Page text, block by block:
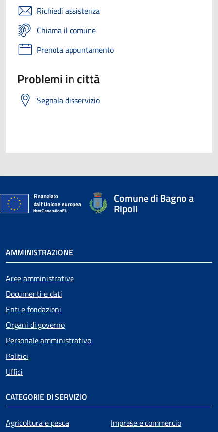
Richiedi assistenza
Chiama il comune
Prenota appuntamento
Problemi in città
Segnala disservizio
Comune di Bagno a
Ripoli
AMMINISTRAZIONE
Aree amministrative
Documenti e dati
Enti e fondazioni
Organi di governo
Personale amministrativo
Politici
Uffici
CATEGORIE DI SERVIZIO
Agricoltura e pesca
Imprese e commercio